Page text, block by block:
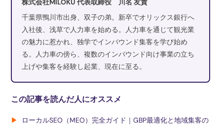
千葉県鴨川市出身、双子の弟。新卒でオリックス銀行へ
入社後、浅草で人力車を始める。人力車を通じて観光業
の魅力に惹かれ、独学でインバウンド集客を学び始め
る。人力車の傍ら、複数のインバウンド向け事業の立ち
上げや集客を経験し起業、現在に至る。
この記事を読んだ人にオススメ
▶
ローカルSEO（MEO）完全ガイド｜GBP最適化と地域集客の